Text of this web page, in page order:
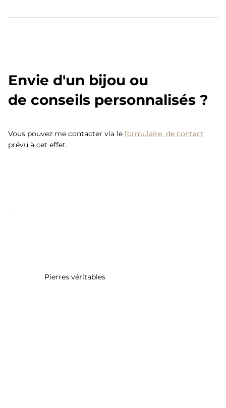
Envie d'un bijou ou
de conseils personnalisés ?
Vous pouvez me contacter via le formulaire de contact
prévu à cet effet.
Pierres véritables